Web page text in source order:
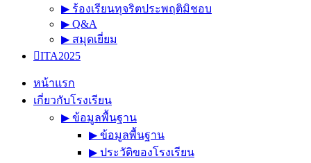
▶︎ ร้องเรียนทุจริตประพฤติมิชอบ
▶︎ Q&A
▶︎ สมุดเยี่ยม
ITA2025
หน้าแรก
เกี่ยวกับโรงเรียน
▶︎ ข้อมูลพื้นฐาน
▶︎ ข้อมูลพื้นฐาน
▶︎ ประวัติของโรงเรียน